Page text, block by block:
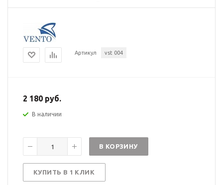
Артикул vst 004
2 180 руб.
В наличии
В КОРЗИНУ
КУПИТЬ В 1 КЛИК